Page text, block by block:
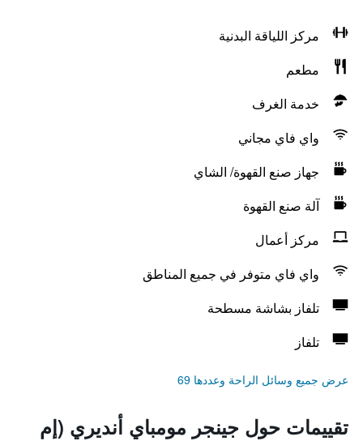
مركز اللياقة البدنية
مطعم
خدمة الغرف
واي فاي مجاني
جهاز صنع القهوة/ الشاي
آلة صنع القهوة
مركز أعمال
واي فاي متوفر في جميع المناطق
تلفاز بشاشة مسطحة
تلفاز
عرض جميع وسائل الراحة وعددها 69
تقييمات حول جينجر مومباي أنديري (إم